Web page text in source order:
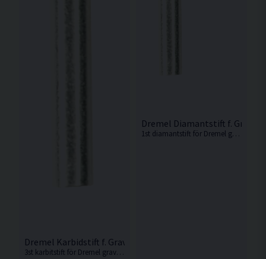
Dremel Karbidstift f. Gravyrmaskin 3st/frp
3st karbitstift för Dremel gravyrmaskin.
Dremel Diamantstift f.
1st diamantstift för Dremel gravyrmaskin.